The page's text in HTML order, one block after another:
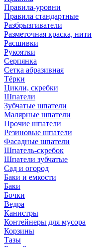
Правила-уровни
Правила стандартные
Разбрызгиватели
Разметочная краска, нити
Расшивки
Рукоятки
Серпянка
Сетка абразивная
Тёрки
Цикли, скребки
Шпатели
Зубчатые шпатели
Малярные шпатели
Прочие шпатели
Резиновые шпатели
Фасадные шпатели
Шпатель-скребок
Шпатели зубчатые
Сад и огород
Баки и емкости
Баки
Бочки
Ведра
Канистры
Контейнеры для мусора
Корзины
Тазы